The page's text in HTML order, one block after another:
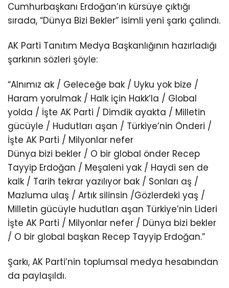
Cumhurbaşkanı Erdoğan’ın kürsüye çıktığı
sırada, “Dünya Bizi Bekler” isimli yeni şarkı çalındı.
AK Parti Tanıtım Medya Başkanlığının hazırladığı
şarkının sözleri şöyle:
“Alnımız ak / Geleceğe bak / Uyku yok bize /
Haram yorulmak / Halk için Hakk’la / Global
yolda / İşte AK Parti / Dimdik ayakta / Milletin
gücüyle / Hudutları aşan / Türkiye’nin Önderi /
İşte AK Parti / Milyonlar nefer
Dünya bizi bekler / O bir global önder Recep
Tayyip Erdoğan / Meşaleni yak / Haydi sen de
kalk / Tarih tekrar yazılıyor bak / Sonları aş /
Mazluma ulaş / Artık silinsin /Gözlerdeki yaş /
Milletin gücüyle hudutları aşan Türkiye’nin Lideri
İşte AK Parti / Milyonlar nefer / Dünya bizi bekler
/ O bir global başkan Recep Tayyip Erdoğan.”
Şarkı, AK Parti’nin toplumsal medya hesabından
da paylaşıldı.